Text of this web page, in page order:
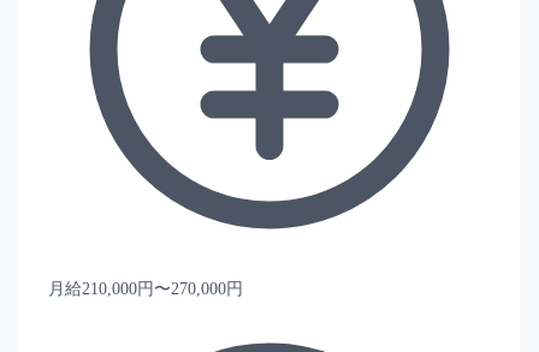
月給210,000円〜270,000円